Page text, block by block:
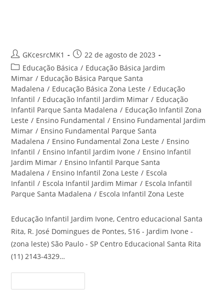
Autor
do
post:
GKcesrcMK1
Post
publicado:
22 de agosto de 2023
Categoria
do
post:
Educação Básica / Educação Básica Jardim
Mimar / Educação Básica Parque Santa
Madalena / Educação Básica Zona Leste / Educação
Infantil / Educação Infantil Jardim Mimar / Educação
Infantil Parque Santa Madalena / Educação Infantil Zona
Leste / Ensino Fundamental / Ensino Fundamental Jardim
Mimar / Ensino Fundamental Parque Santa
Madalena / Ensino Fundamental Zona Leste / Ensino
Infantil / Ensino Infantil Jardim Ivone / Ensino Infantil
Jardim Mimar / Ensino Infantil Parque Santa
Madalena / Ensino Infantil Zona Leste / Escola
Infantil / Escola Infantil Jardim Mimar / Escola Infantil
Parque Santa Madalena / Escola Infantil Zona Leste
Educação Infantil Jardim Ivone, Centro educacional Santa
Rita, R. José Domingues de Pontes, 516 - Jardim Ivone -
(zona leste) São Paulo - SP Centro Educacional Santa Rita
(11) 2143-4329…
Infantil